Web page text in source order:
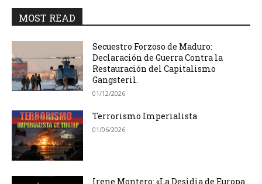
MOST READ
Secuestro Forzoso de Maduro:
Declaración de Guerra Contra la
Restauración del Capitalismo
Gangsteril.
01/12/2026
Terrorismo Imperialista
01/06/2026
Irene Montero: «La Desidia de Europa